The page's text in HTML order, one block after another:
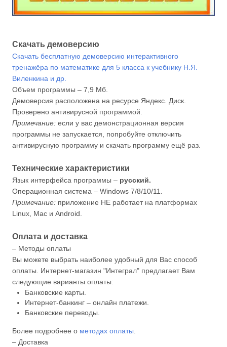
Скачать демоверсию
Скачать бесплатную демоверсию интерактивного
тренажёра по математике для 5 класса к учебнику Н.Я.
Виленкина и др.
Объем программы – 7,9 Мб.
Демоверсия расположена на ресурсе Яндекс. Диск.
Проверено антивирусной программой.
Примечание: если у вас демонстрационная версия
программы не запускается, попробуйте отключить
антивирусную программу и скачать программу ещё раз.
Технические характеристики
Язык интерфейса программы – русский.
Операционная система – Windows 7/8/10/11.
Примечание: приложение НЕ работает на платформах
Linux, Mac и Android.
Оплата и доставка
– Методы оплаты
Вы можете выбрать наиболее удобный для Вас способ
оплаты. Интернет-магазин "Интеграл" предлагает Вам
следующие варианты оплаты:
Банковские карты.
Интернет-банкинг – онлайн платежи.
Банковские переводы.
Более подробнее о методах оплаты
– Доставка